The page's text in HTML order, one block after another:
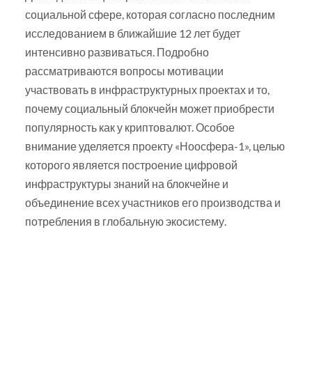
социальной сфере, которая согласно последним
исследованием в ближайшие 12 лет будет
интенсивно развиваться. Подробно
рассматриваются вопросы мотивации
участвовать в инфраструктурных проектах и то,
почему социальный блокчейн может приобрести
популярность как у криптовалют. Особое
внимание уделяется проекту «Ноосфера-1», целью
которого является построение цифровой
инфраструктуры знаний на блокчейне и
объединение всех участников его производства и
потребления в глобальную экосистему.